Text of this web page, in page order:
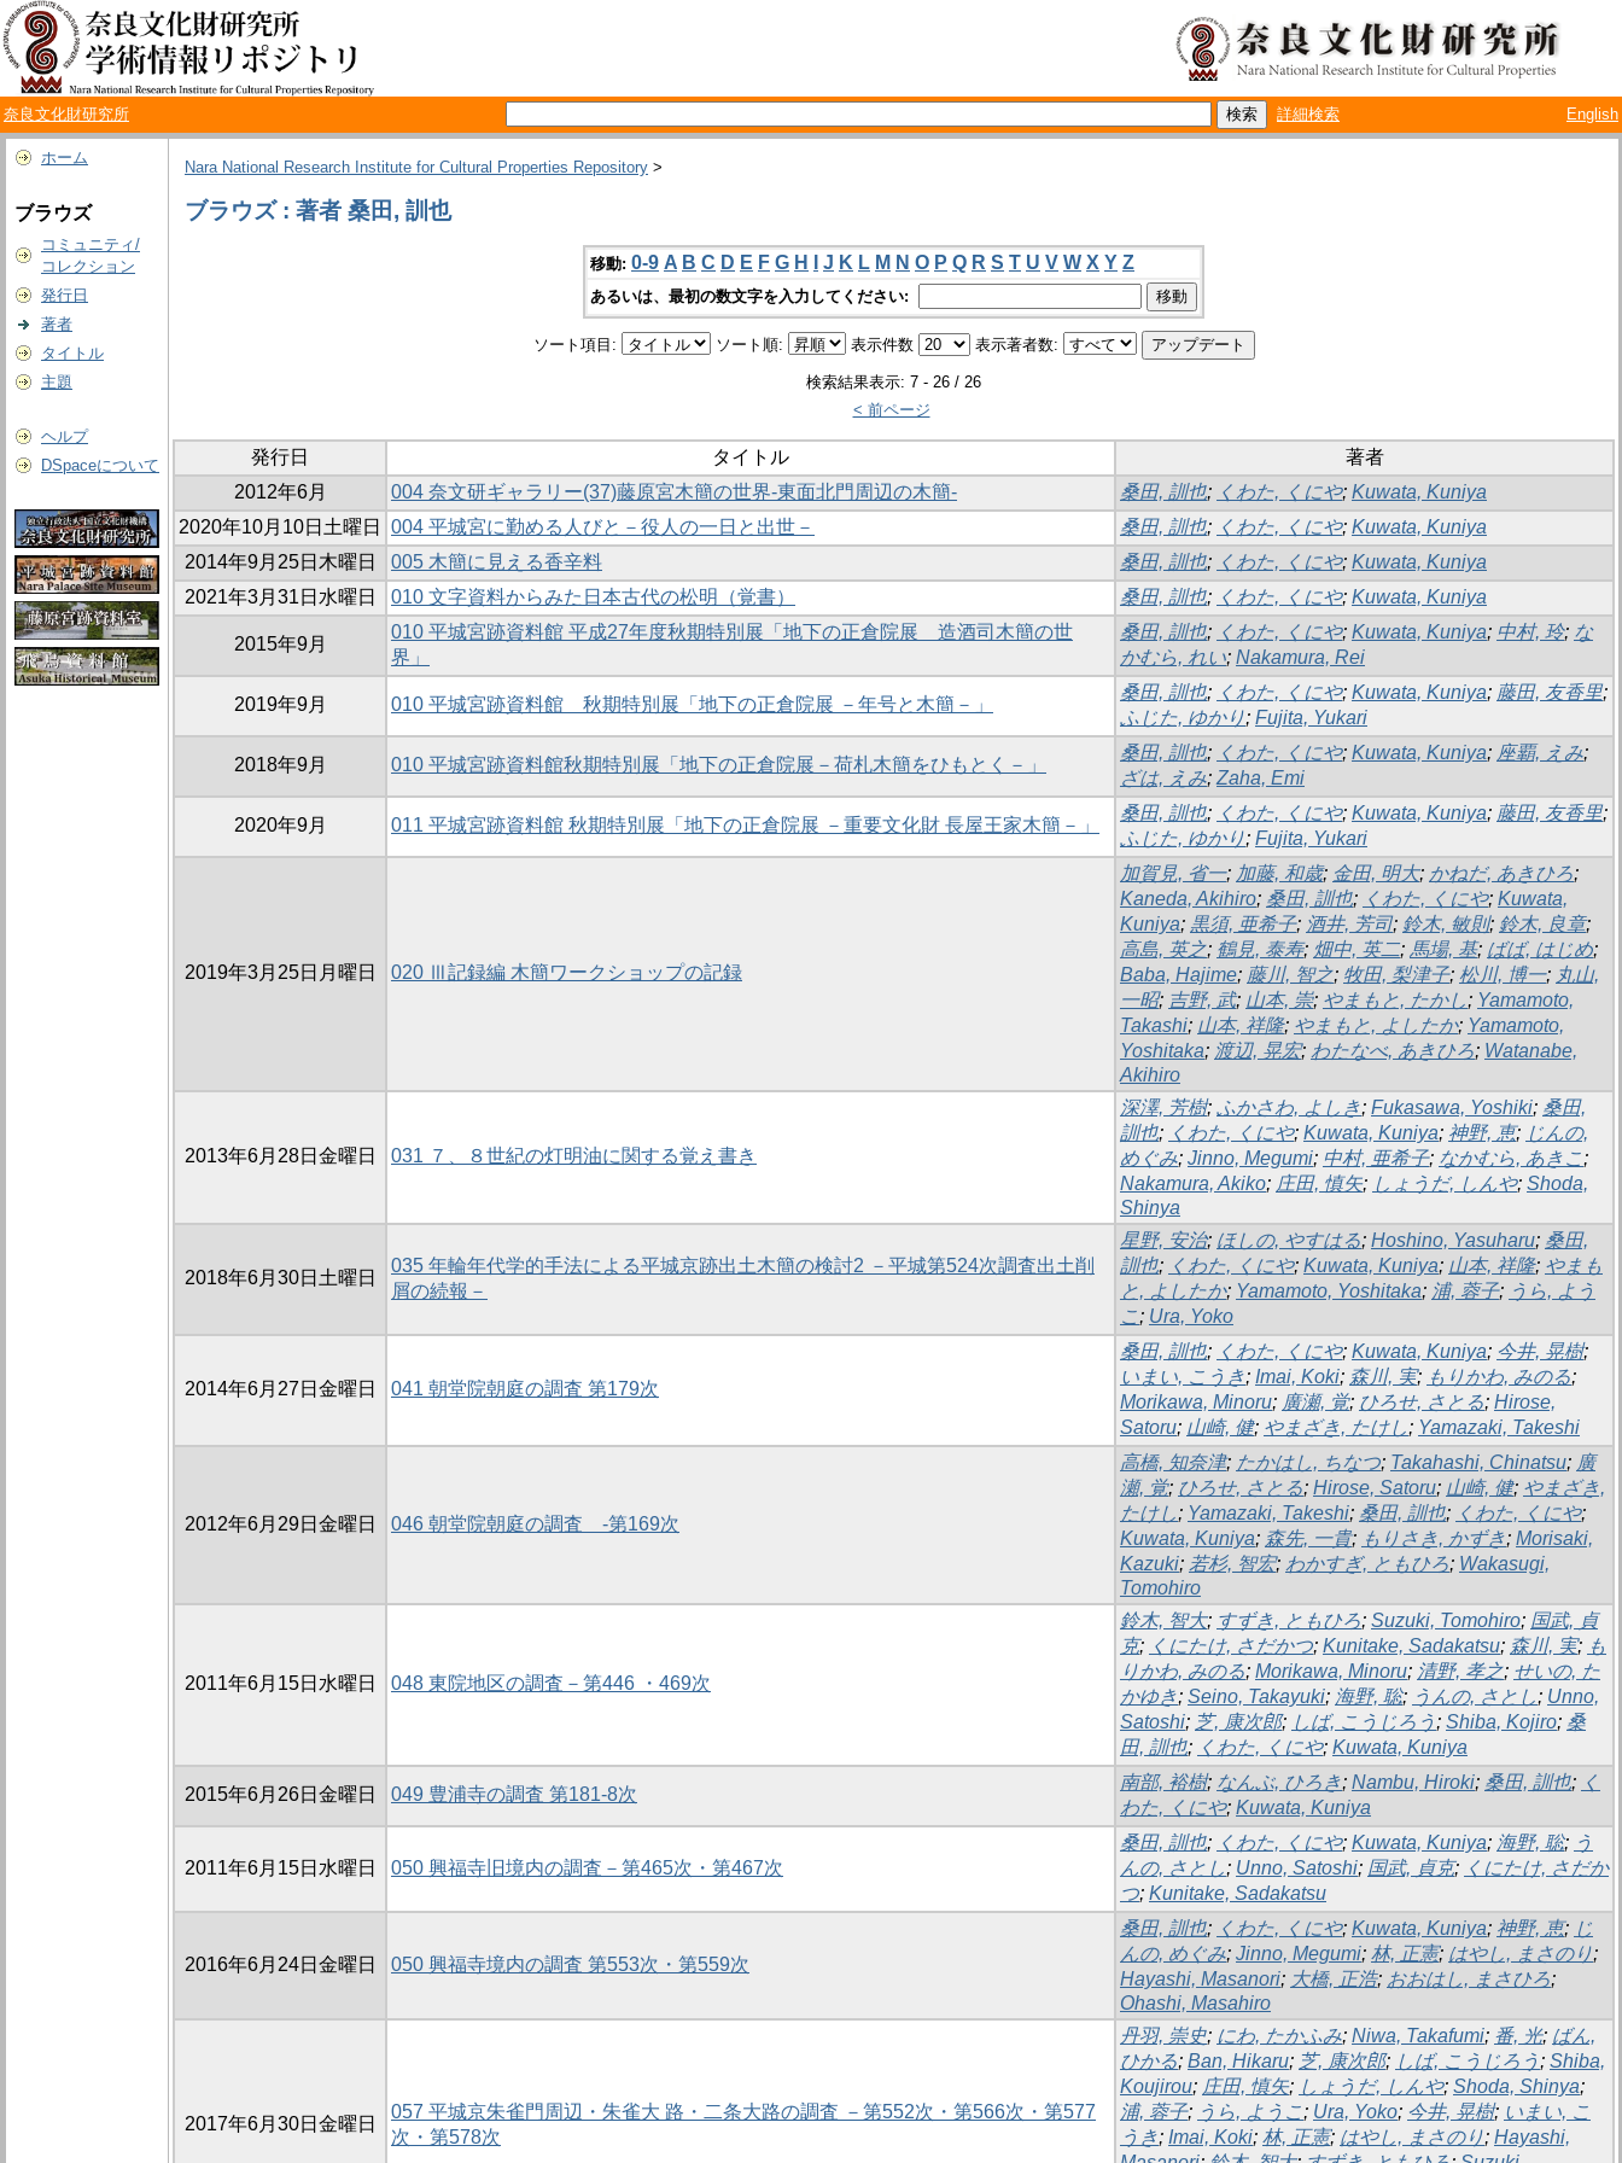
奈良文化財研究所 詳細検索 English
ホーム
ブラウズ
コミュニティ/
コレクション
発行日
著者
タイトル
主題
ヘルプ
DSpaceについて
Nara National Research Institute for Cultural Properties Repository >
ブラウズ : 著者 桑田, 訓也
移動: 0-9 A B C D E F G H J K L M N O P Q R S T U V W X Y Z
あるいは、最初の数文字を入力してください:
ソート項目: ソート順: 表示件数 表示著者数:
検索結果表示: 7 - 26 / 26
< 前ページ
発行日 タイトル
著者
2012年6月
004 奈文研ギャラリー(37)藤原宮木簡の世界-東面北門周辺の木簡- 桑田, 訓也; くわた, くにや; Kuwata, Kuniya
2020年10月10日土曜日
004 平城宮に勤める人びと－役人の一日と出世－ 桑田, 訓也; くわた, くにや; Kuwata, Kuniya
2014年9月25日木曜日
005 木簡に見える香辛料 桑田, 訓也; くわた, くにや; Kuwata, Kuniya
2021年3月31日水曜日
010 文字資料からみた日本古代の松明（覚書） 桑田, 訓也; くわた, くにや; Kuwata, Kuniya
2015年9月
010 平城宮跡資料館 平成27年度秋期特別展「地下の正倉院展 造酒司木簡の世
界」
桑田, 訓也; くわた, くにや; Kuwata, Kuniya; 中村, 玲; な
かむら, れい; Nakamura, Rei
2019年9月 010 平城宮跡資料館 秋期特別展「地下の正倉院展 －年号と木簡－」
桑田, 訓也; くわた, くにや; Kuwata, Kuniya; 藤田, 友香里;
ふじた, ゆかり; Fujita, Yukari
2018年9月 010 平城宮跡資料館秋期特別展「地下の正倉院展－荷札木簡をひもとく－」
桑田, 訓也; くわた, くにや; Kuwata, Kuniya; 座覇, えみ;
ざは, えみ; Zaha, Emi
2020年9月 011 平城宮跡資料館 秋期特別展「地下の正倉院展 －重要文化財 長屋王家木簡－」
桑田, 訓也; くわた, くにや; Kuwata, Kuniya; 藤田, 友香里;
ふじた, ゆかり; Fujita, Yukari
2019年3月25日月曜日 020 Ⅲ記録編 木簡ワークショップの記録
加賀見, 省一; 加藤, 和歳; 金田, 明大; かねだ, あきひろ;
Kaneda, Akihiro; 桑田, 訓也; くわた, くにや; Kuwata,
Kuniya; 黒須, 亜希子; 酒井, 芳司; 鈴木, 敏則; 鈴木, 良章;
高島, 英之; 鶴見, 泰寿; 畑中, 英二; 馬場, 基; ばば, はじめ;
Baba, Hajime; 藤川, 智之; 牧田, 梨津子; 松川, 博一; 丸山,
一昭; 吉野, 武; 山本, 崇; やまもと, たかし; Yamamoto,
Takashi; 山本, 祥隆; やまもと, よしたか; Yamamoto,
Yoshitaka; 渡辺, 晃宏; わたなべ, あきひろ; Watanabe,
Akihiro
2013年6月28日金曜日 031 ７、８世紀の灯明油に関する覚え書き
深澤, 芳樹; ふかさわ, よしき; Fukasawa, Yoshiki; 桑田,
訓也; くわた, くにや; Kuwata, Kuniya; 神野, 恵; じんの,
めぐみ; Jinno, Megumi; 中村, 亜希子; なかむら, あきこ;
Nakamura, Akiko; 庄田, 慎矢; しょうだ, しんや; Shoda,
Shinya
2018年6月30日土曜日
035 年輪年代学的手法による平城京跡出土木簡の検討2 －平城第524次調査出土削
屑の続報－
星野, 安治; ほしの, やすはる; Hoshino, Yasuharu; 桑田,
訓也; くわた, くにや; Kuwata, Kuniya; 山本, 祥隆; やまも
と, よしたか; Yamamoto, Yoshitaka; 浦, 蓉子; うら, よう
こ; Ura, Yoko
2014年6月27日金曜日 041 朝堂院朝庭の調査 第179次
桑田, 訓也; くわた, くにや; Kuwata, Kuniya; 今井, 晃樹;
いまい, こうき; Imai, Koki; 森川, 実; もりかわ, みのる;
Morikawa, Minoru; 廣瀬, 覚; ひろせ, さとる; Hirose,
Satoru; 山崎, 健; やまざき, たけし; Yamazaki, Takeshi
2012年6月29日金曜日 046 朝堂院朝庭の調査 -第169次
高橋, 知奈津; たかはし, ちなつ; Takahashi, Chinatsu; 廣
瀬, 覚; ひろせ, さとる; Hirose, Satoru; 山崎, 健; やまざき,
たけし; Yamazaki, Takeshi; 桑田, 訓也; くわた, くにや;
Kuwata, Kuniya; 森先, 一貴; もりさき, かずき; Morisaki,
Kazuki; 若杉, 智宏; わかすぎ, ともひろ; Wakasugi,
Tomohiro
2011年6月15日水曜日 048 東院地区の調査－第446 ・469次
鈴木, 智大; すずき, ともひろ; Suzuki, Tomohiro; 国武, 貞
克; くにたけ, さだかつ; Kunitake, Sadakatsu; 森川, 実; も
りかわ, みのる; Morikawa, Minoru; 清野, 孝之; せいの, た
かゆき; Seino, Takayuki; 海野, 聡; うんの, さとし; Unno,
Satoshi; 芝, 康次郎; しば, こうじろう ; Shiba, Kojiro; 桑
田, 訓也; くわた, くにや; Kuwata, Kuniya
2015年6月26日金曜日 049 豊浦寺の調査 第181-8次
南部, 裕樹; なんぶ, ひろき; Nambu, Hiroki; 桑田, 訓也; く
わた, くにや; Kuwata, Kuniya
2011年6月15日水曜日 050 興福寺旧境内の調査－第465次・第467次
桑田, 訓也; くわた, くにや; Kuwata, Kuniya; 海野, 聡; う
んの, さとし; Unno, Satoshi; 国武, 貞克; くにたけ, さだか
つ; Kunitake, Sadakatsu
2016年6月24日金曜日 050 興福寺境内の調査 第553次・第559次
桑田, 訓也; くわた, くにや; Kuwata, Kuniya; 神野, 恵; じ
んの, めぐみ; Jinno, Megumi; 林, 正憲; はやし, まさのり;
Hayashi, Masanori; 大橋, 正浩; おおはし, まさひろ;
Ohashi, Masahiro
2017年6月30日金曜日
057 平城京朱雀門周辺・朱雀大 路・二条大路の調査 －第552次・第566次・第577
次・第578次
丹羽, 崇史; にわ, たかふみ; Niwa, Takafumi; 番, 光; ばん,
ひかる; Ban, Hikaru; 芝, 康次郎; しば, こうじろう ; Shiba,
Koujirou; 庄田, 慎矢; しょうだ, しんや; Shoda, Shinya;
浦, 蓉子; うら, ようこ; Ura, Yoko; 今井, 晃樹; いまい, こ
うき; Imai, Koki; 林, 正憲; はやし, まさのり; Hayashi,